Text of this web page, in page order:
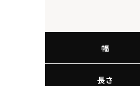
幅
長さ